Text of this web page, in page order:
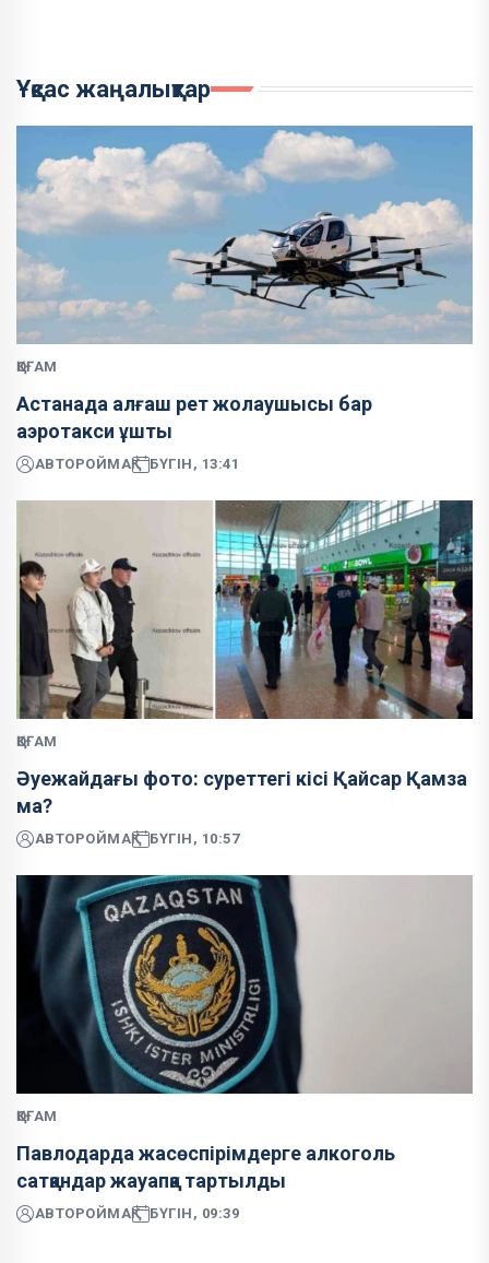
Ұқсас жаңалықтар
ҚОҒАМ
Астанада алғаш рет жолаушысы бар
аэротакси ұшты
АВТОРОЙМАҚ БҮГІН, 13:41
ҚОҒАМ
Әуежайдағы фото: суреттегі кісі Қайсар Қамза
ма?
АВТОРОЙМАҚ БҮГІН, 10:57
ҚОҒАМ
Павлодарда жасөспірімдерге алкоголь
сатқандар жауапқа тартылды
АВТОРОЙМАҚ БҮГІН, 09:39